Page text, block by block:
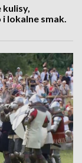
kulisy,
lokalne smak.